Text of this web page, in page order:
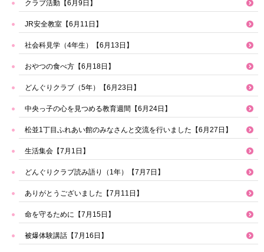
クラブ活動【6月9日】
JR安全教室【6月11日】
社会科見学（4年生）【6月13日】
おやつの食べ方【6月18日】
どんぐりクラブ（5年）【6月23日】
中央っ子の心を見つめる教育週間【6月24日】
松並1丁目ふれあい館のみなさんと交流を行いました【6月27日】
生活集会【7月1日】
どんぐりクラブ読み語り（1年）【7月7日】
ありがとうございました【7月11日】
命を守るために【7月15日】
被爆体験講話【7月16日】